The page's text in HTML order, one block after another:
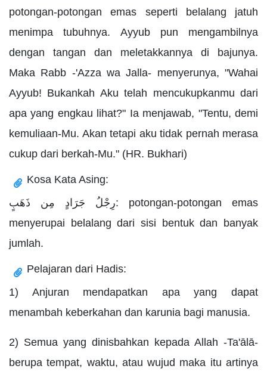
potongan-potongan emas seperti belalang jatuh
menimpa tubuhnya. Ayyub pun mengambilnya
dengan tangan dan meletakkannya di bajunya.
Maka Rabb -'Azza wa Jalla- menyerunya, "Wahai
Ayyub! Bukankah Aku telah mencukupkanmu dari
apa yang engkau lihat?" Ia menjawab, "Tentu, demi
kemuliaan-Mu. Akan tetapi aku tidak pernah merasa
cukup dari berkah-Mu." (HR. Bukhari)
Kosa Kata Asing:
رِجْلُ جَرَادٍ مِن ذَهَبٍ: potongan-potongan emas
menyerupai belalang dari sisi bentuk dan banyak
jumlah.
Pelajaran dari Hadis:
1) Anjuran mendapatkan apa yang dapat
menambah keberkahan dan karunia bagi manusia.
2) Semua yang dinisbahkan kepada Allah -Ta'ālā-
berupa tempat, waktu, atau wujud maka itu artinya